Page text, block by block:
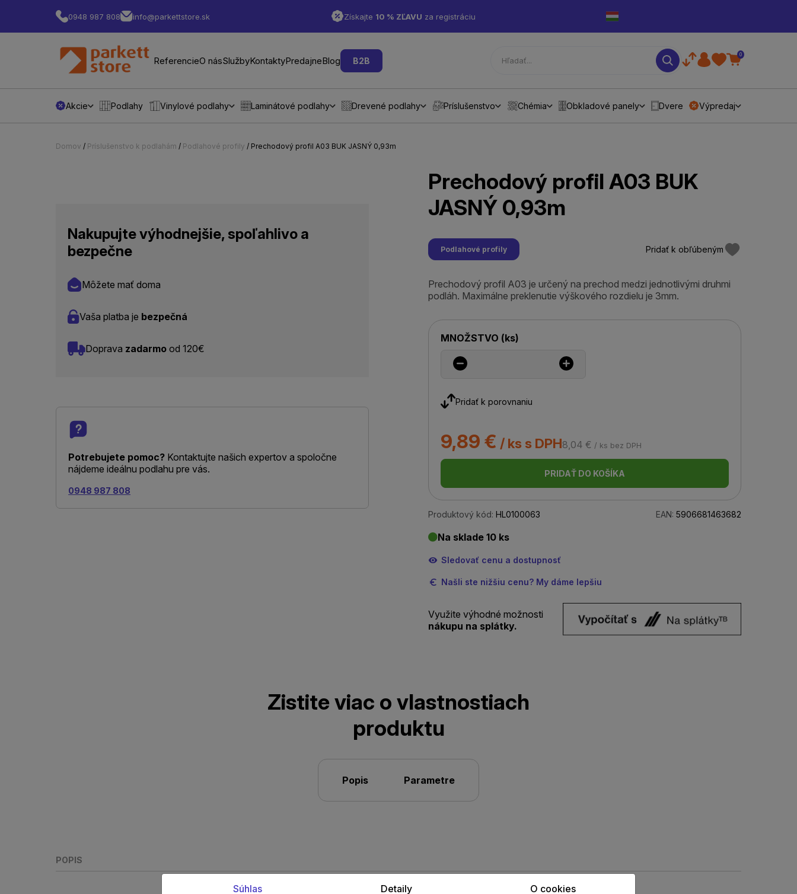
0948 987 808 info@parkettstore.sk Získajte 10 % ZĽAVU za registráciu
ReferencieO násSlužbyKontaktyPredajneBlog B2B
0
Akcie Podlahy Vinylové podlahy Laminátové podlahy Drevené podlahy Príslušenstvo Chémia Obkladové panely Dvere Výpredaj
Domov / Príslušenstvo k podlahám / Podlahové profily / Prechodový profil A03 BUK JASNÝ 0,93m
Nakupujte výhodnejšie, spoľahlivo a
bezpečne
Môžete mať doma
Vaša platba je bezpečná
Doprava zadarmo od 120€
Potrebujete pomoc? Kontaktujte našich expertov a spoločne
nájdeme ideálnu podlahu pre vás.
0948 987 808
Prechodový profil A03 BUK
JASNÝ 0,93m
Podlahové profily Pridať k obľúbeným
Prechodový profil A03 je určený na prechod medzi jednotlivými druhmi
podláh. Maximálne preklenutie výškového rozdielu je 3mm.
MNOŽSTVO (ks)
Pridať k porovnaniu
9,89 € / ks s DPH8,04 € / ks bez DPH
PRIDAŤ DO KOŠÍKA
Produktový kód: HL0100063 EAN: 5906681463682
Na sklade 10 ks
Sledovať cenu a dostupnosť
Našli ste nižšiu cenu? My dáme lepšiu
Využite výhodné možnosti
nákupu na splátky.
Zistite viac o vlastnostiach
produktu
Popis Parametre
POPIS
Súhlas Detaily O cookies